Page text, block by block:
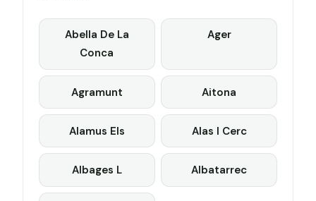
Abella De La
Conca
Ager
Agramunt Aitona
Alamus Els Alas I Cerc
Albages L Albatarrec